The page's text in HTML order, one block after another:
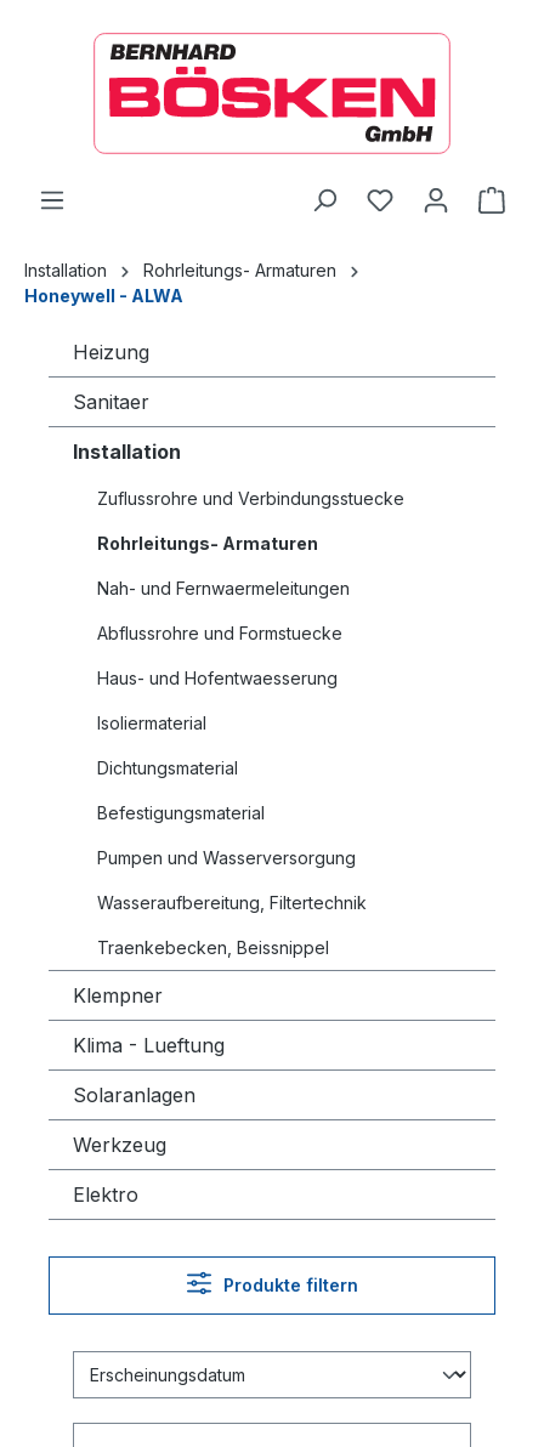
Installation
Rohrleitungs- Armaturen
Honeywell - ALWA
Heizung
Sanitaer
Installation
Zuflussrohre und Verbindungsstuecke
Rohrleitungs- Armaturen
Nah- und Fernwaermeleitungen
Abflussrohre und Formstuecke
Haus- und Hofentwaesserung
Isoliermaterial
Dichtungsmaterial
Befestigungsmaterial
Pumpen und Wasserversorgung
Wasseraufbereitung, Filtertechnik
Traenkebecken, Beissnippel
Klempner
Klima - Lueftung
Solaranlagen
Werkzeug
Elektro
Produkte filtern